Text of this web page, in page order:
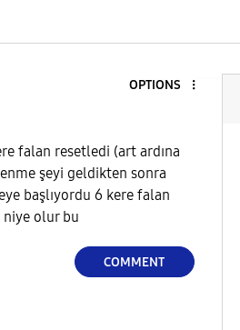
OPTIONS
falan resetledi (art ardına
şeyi geldikten sonra
başlıyordu 6 kere falan
niye olur bu
COMMENT